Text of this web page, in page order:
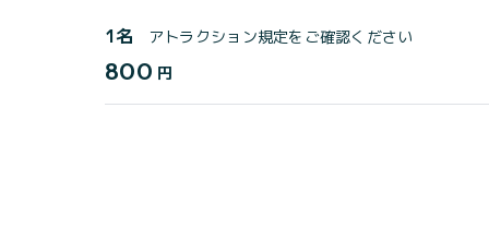
1名 アトラクション規定をご確認ください
800 円